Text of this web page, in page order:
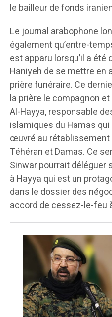
le bailleur de fonds
Le journal arabophone
également qu’entre-
est apparu lorsqu’il a
Haniyeh de se mettre en
prière funéraire. Ce
la prière le compagnon
Al-Hayya, responsable
islamiques du Hamas
œuvré au rétablissement
Téhéran et Damas. Ce
Sinwar pourrait déléguer
à Hayya qui est un
dans le dossier des
accord de cessez-le-feu